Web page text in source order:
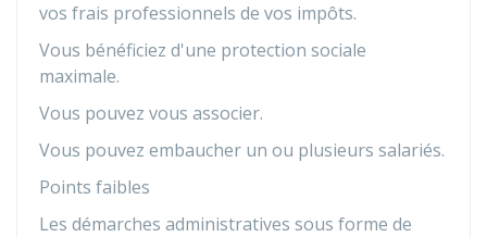
vos frais professionnels de vos impôts.
Vous bénéficiez d'une protection sociale
maximale.
Vous pouvez vous associer.
Vous pouvez embaucher un ou plusieurs salariés.
Points faibles
Les démarches administratives sous forme de